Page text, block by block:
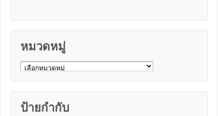
หมวดหมู่
หมวดหมู่
ป้ายกำกับ